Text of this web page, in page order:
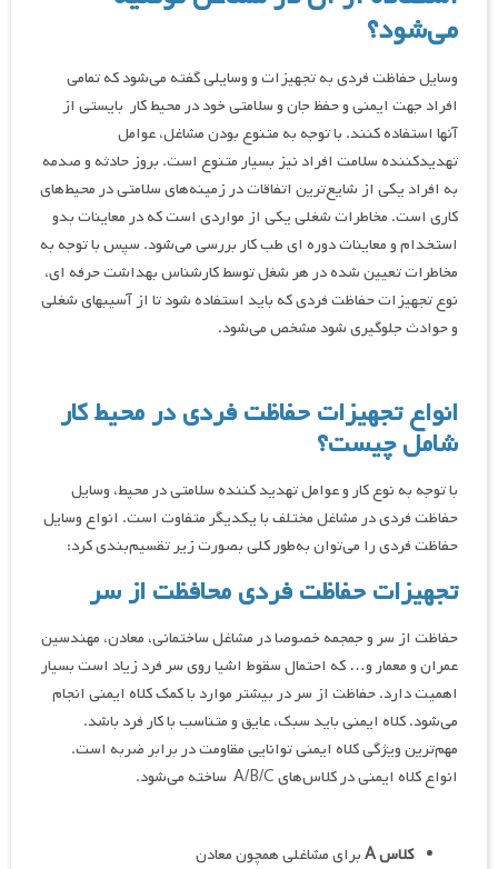
می‌شود؟
وسایل حفاظت فردی به تجهیزات و وسایلی گفته می‌شود که تمامی
افراد جهت ایمنی و حفظ جان و سلامتی خود در محیط کار بایستی از
آنها استفاده کنند. با توجه به متنوع بودن مشاغل، عوامل
تهدیدکننده سلامت افراد نیز بسیار متنوع است. بروز حادثه و صدمه
به افراد یکی از شایع‌ترین اتفاقات در زمینه‌های سلامتی در محیط‌های
کاری است. مخاطرات شغلی یکی از مواردی است که در معاینات بدو
استخدام و معاینات دوره ای طب کار بررسی می‌شود. سپس با توجه به
مخاطرات تعیین شده در هر شغل توسط کارشناس بهداشت حرفه ای،
نوع تجهیزات حفاظت فردی که باید استفاده شود تا از آسیبهای شغلی
و حوادث جلوگیری شود مشخص می‌شود.
انواع تجهیزات حفاظت فردی در محیط کار
شامل چیست؟
با توجه به نوع کار و عوامل تهدید کننده سلامتی در محیط، وسایل
حفاظت فردی در مشاغل مختلف با یکدیگر متفاوت است. انواع وسایل
حفاظت فردی را می‌توان به‌طور کلی بصورت زیر تقسیم‌بندی کرد:
تجهیزات حفاظت فردی محافظت از سر
حفاظت از سر و جمجمه خصوصا در مشاغل ساختمانی، معادن، مهندسین
عمران و معمار و… که احتمال سقوط اشیا روی سر فرد زیاد است بسیار
اهمیت دارد. حفاظت از سر در بیشتر موارد با کمک کلاه ایمنی انجام
می‌شود. کلاه ایمنی باید سبک، عایق و متناسب با کار فرد باشد.
مهم‌ترین ویژگی کلاه ایمنی توانایی مقاومت در برابر ضربه است.
انواع کلاه ایمنی در کلاس‌های A/B/C ساخته می‌شود.
کلاس
برای مشاغلی همچون معادن